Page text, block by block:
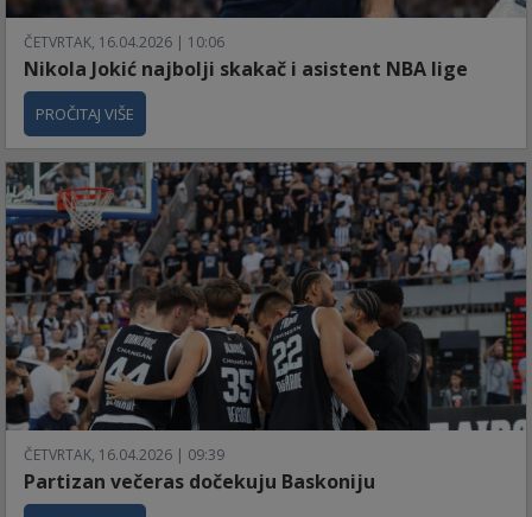
ČETVRTAK, 16.04.2026 | 10:06
Nikola Jokić najbolji skakač i asistent NBA lige
PROČITAJ VIŠE
ČETVRTAK, 16.04.2026 | 09:39
Partizan večeras dočekuju Baskoniju